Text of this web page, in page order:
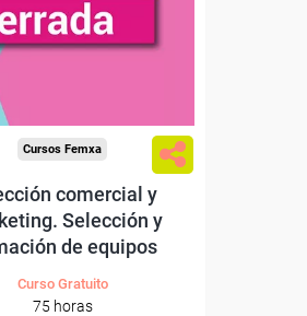
Cursos Femxa
comercial y
Selección y
de equipos
Curso Gratuito
75 horas